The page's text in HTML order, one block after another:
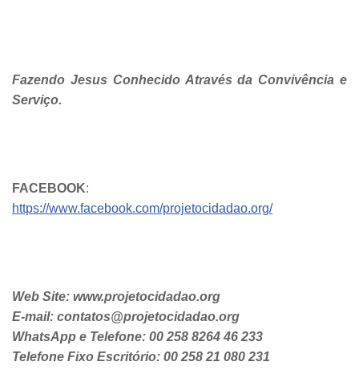
Fazendo Jesus Conhecido Através da Convivência e
Serviço.
FACEBOOK:
https://www.facebook.com/projetocidadao.org/
Web Site: www.projetocidadao.org
E-mail: contatos@projetocidadao.org
WhatsApp e Telefone: 00 258 8264 46 233
Telefone Fixo Escritório: 00 258 21 080 231